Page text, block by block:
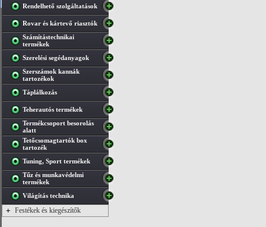
Rendelhető szolgáltatások
Rovar és kártevő riasztók
Számítástechnikai
termékek
Szerelési segédanyagok
Szerszámok kannák
tartozékok
Táplálkozás
Teherautós termékek
Termékcsoport besorolás
alatt
Tetőcsomagtartók box
tartozék
Tuning, Sport termékek
Tűz és munkavédelmi
termékek
Világítás technika
+ Festékek és kiegészítők